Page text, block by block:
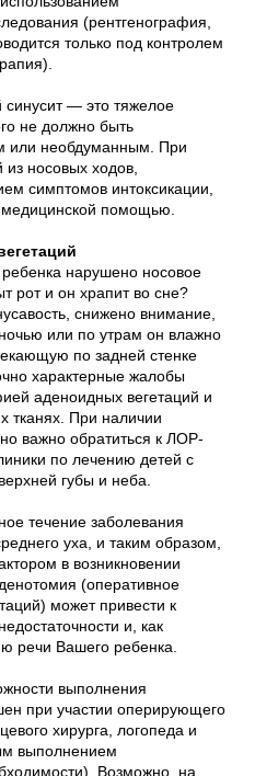
(рентгенография,
только под контролем
синусит — это тяжелое
не должно быть
или необдуманным. При
носовых ходов,
симптомов интоксикации,
помощью.
нарушено носовое
рот и он храпит во сне?
снижено внимание,
или по утрам он влажно
по задней стенке
характерные жалобы
аденоидных вегетаций и
тканях. При наличии
важно обратиться к ЛОР-
по лечению детей с
губы и неба.
течение заболевания
уха, и таким образом,
в возникновении
(оперативное
может привести к
и, как
речи Вашего ребенка.
выполнения
при участии оперирующего
хирурга, логопеда и
выполнением
Возможно, на